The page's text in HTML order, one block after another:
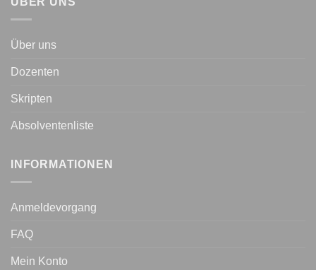
Über uns
Dozenten
Skripten
Absolventenliste
INFORMATIONEN
Anmeldevorgang
FAQ
Mein Konto